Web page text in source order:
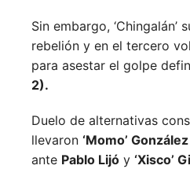
Sin embargo, ‘Chingalán’
rebelión y en el tercero
para asestar el golpe
2).
Duelo de alternativas
llevaron ‘Momo’ González
ante Pablo Lijó y ‘Xisco’